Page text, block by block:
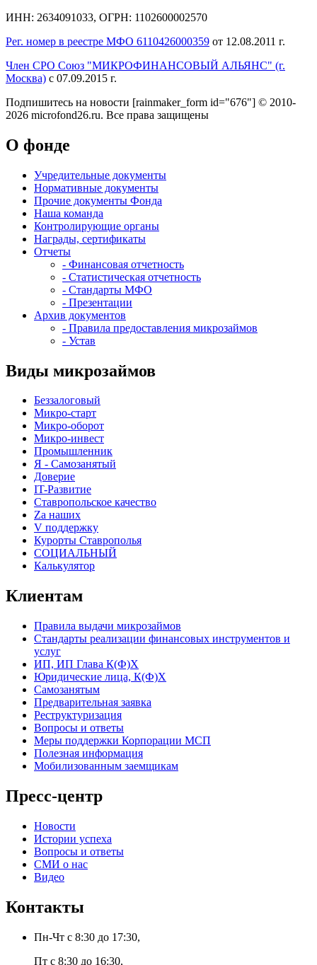
ИНН: 2634091033, ОГРН: 1102600002570
Рег. номер в реестре МФО 6110426000359 от 12.08.2011 г.
Член СРО Союз "МИКРОФИНАНСОВЫЙ АЛЬЯНС" (г.
Москва) с 07.09.2015 г.
Подпишитесь на новости [rainmaker_form id="676"] © 2010-
2026 microfond26.ru. Все права защищены
О фонде
Учредительные документы
Нормативные документы
Прочие документы Фонда
Наша команда
Контролирующие органы
Награды, сертификаты
Отчеты
- Финансовая отчетность
- Статистическая отчетность
- Стандарты МФО
- Презентации
Архив документов
- Правила предоставления микрозаймов
- Устав
Виды микрозаймов
Беззалоговый
Микро-старт
Микро-оборот
Микро-инвест
Промышленник
Я - Самозанятый
Доверие
IT-Развитие
Ставропольское качество
Za наших
V поддержку
Курорты Ставрополья
СОЦИАЛЬНЫЙ
Калькулятор
Клиентам
Правила выдачи микрозаймов
Стандарты реализации финансовых инструментов и
услуг
ИП, ИП Глава К(Ф)Х
Юридические лица, К(Ф)Х
Самозанятым
Предварительная заявка
Реструктуризация
Вопросы и ответы
Меры поддержки Корпорации МСП
Полезная информация
Мобилизованным заемщикам
Пресс-центр
Новости
Истории успеха
Вопросы и ответы
СМИ о нас
Видео
Контакты
Пн-Чт с 8:30 до 17:30,
Пт с 8:30 до 16:30,